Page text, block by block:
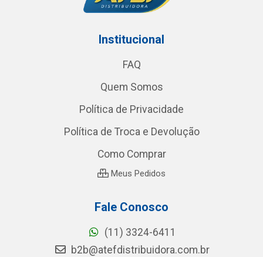
Institucional
FAQ
Quem Somos
Política de Privacidade
Política de Troca e Devolução
Como Comprar
Meus Pedidos
Fale Conosco
(11) 3324-6411
b2b@atefdistribuidora.com.br